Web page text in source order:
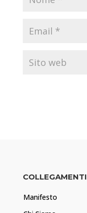
COLLEGAMENTI
Manifesto